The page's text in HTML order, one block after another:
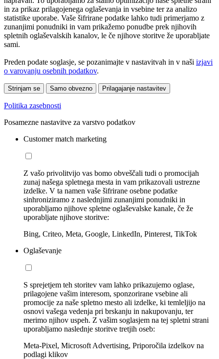
in za prikaz prilagojenega oglaševanja in vsebine ter za analizo
statistike uporabe. Vaše šifrirane podatke lahko tudi primerjamo z
zunanjimi ponudniki in vam prikažemo ponudbe prek njihovih
spletnih oglaševalskih kanalov, le če njihove storitve že uporabljate
sami.
Preden podate soglasje, se pozanimajte v nastavitvah in v naši izjavi
o varovanju osebnih podatkov.
Strinjam se Samo obvezno Prilagajanje nastavitev
Politika zasebnosti
Posamezne nastavitve za varstvo podatkov
Customer match marketing
Z vašo privolitvijo vas bomo obveščali tudi o promocijah
zunaj našega spletnega mesta in vam prikazovali ustrezne
izdelke. V ta namen vaše šifrirane osebne podatke
sinhroniziramo z naslednjimi zunanjimi ponudniki in
uporabljamo njihove spletne oglaševalske kanale, če že
uporabljate njihove storitve:
Bing, Criteo, Meta, Google, LinkedIn, Pinterest, TikTok
Oglaševanje
S sprejetjem teh storitev vam lahko prikazujemo oglase,
prilagojene vašim interesom, sponzorirane vsebine ali
promocije za naše spletno mesto ali izdelke, ki temleljijo na
osnovi vašega vedenja pri brskanju in nakupovanju, ter
merimo njihov uspeh. Z vašim soglasjem na tej spletni strani
uporabljamo naslednje storitve tretjih oseb:
Meta-Pixel, Microsoft Advertising, Priporočila izdelkov na
podlagi klikov